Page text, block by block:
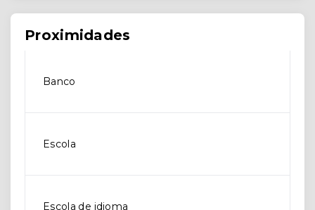
Proximidades
Banco
Escola
Escola de idioma